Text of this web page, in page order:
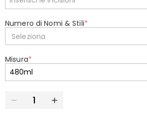
Numero di Nomi & Stili*
Seleziona
Misura*